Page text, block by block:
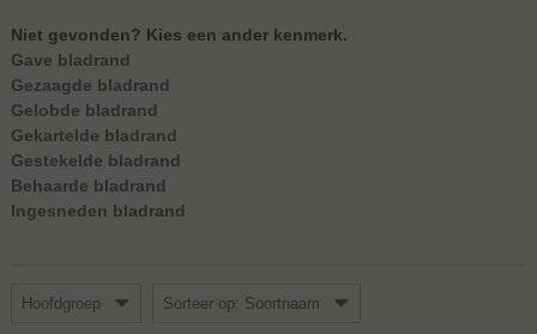
Niet gevonden? Kies een ander kenmerk.
Gave bladrand
Gezaagde bladrand
Gelobde bladrand
Gekartelde bladrand
Gestekelde bladrand
Behaarde bladrand
Ingesneden bladrand
Hoofdgroep Sorteer op: Soortnaam